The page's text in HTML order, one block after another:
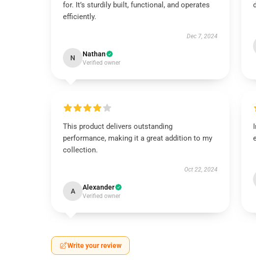
for. It’s sturdily built, functional, and operates
efficiently.
Dec 7, 2024
N Nathan
Verified owner
This product delivers outstanding
performance, making it a great addition to my
collection.
Oct 22, 2024
A Alexander
Verified owner
Write your review